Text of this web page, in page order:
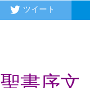
ツイート
書序文